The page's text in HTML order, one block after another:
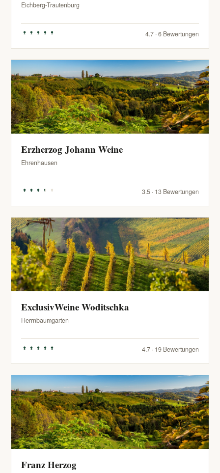
Eichberg-Trautenburg
4.7 · 6 Bewertungen
Erzherzog Johann Weine
Ehrenhausen
3.5 · 13 Bewertungen
ExclusivWeine Woditschka
Herrnbaumgarten
4.7 · 19 Bewertungen
Franz Herzog